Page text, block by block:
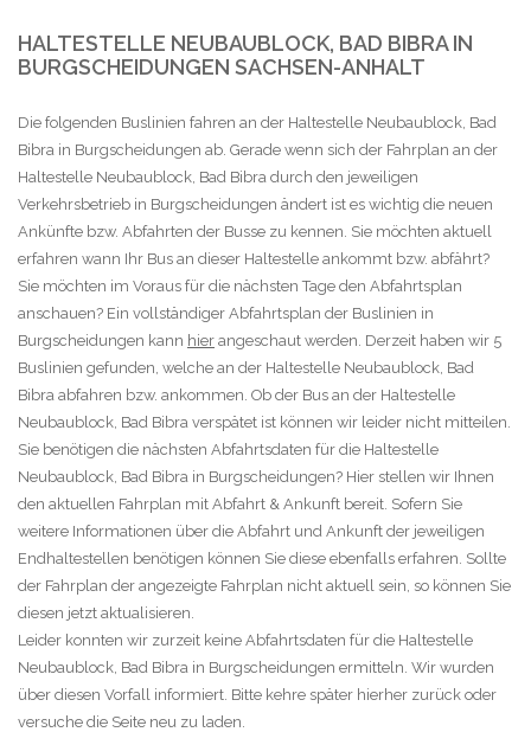
HALTESTELLE NEUBAUBLOCK, BAD BIBRA IN
BURGSCHEIDUNGEN SACHSEN-ANHALT
Die folgenden Buslinien fahren an der Haltestelle Neubaublock, Bad
Bibra in Burgscheidungen ab. Gerade wenn sich der Fahrplan an der
Haltestelle Neubaublock, Bad Bibra durch den jeweiligen
Verkehrsbetrieb in Burgscheidungen ändert ist es wichtig die neuen
Ankünfte bzw. Abfahrten der Busse zu kennen. Sie möchten aktuell
erfahren wann Ihr Bus an dieser Haltestelle ankommt bzw. abfährt?
Sie möchten im Voraus für die nächsten Tage den Abfahrtsplan
anschauen? Ein vollständiger Abfahrtsplan der Buslinien in
Burgscheidungen kann hier angeschaut werden. Derzeit haben wir 5
Buslinien gefunden, welche an der Haltestelle Neubaublock, Bad
Bibra abfahren bzw. ankommen. Ob der Bus an der Haltestelle
Neubaublock, Bad Bibra verspätet ist können wir leider nicht mitteilen.
Sie benötigen die nächsten Abfahrtsdaten für die Haltestelle
Neubaublock, Bad Bibra in Burgscheidungen? Hier stellen wir Ihnen
den aktuellen Fahrplan mit Abfahrt & Ankunft bereit. Sofern Sie
weitere Informationen über die Abfahrt und Ankunft der jeweiligen
Endhaltestellen benötigen können Sie diese ebenfalls erfahren. Sollte
der Fahrplan der angezeigte Fahrplan nicht aktuell sein, so können Sie
diesen jetzt aktualisieren.
Leider konnten wir zurzeit keine Abfahrtsdaten für die Haltestelle
Neubaublock, Bad Bibra in Burgscheidungen ermitteln. Wir wurden
über diesen Vorfall informiert. Bitte kehre später hierher zurück oder
versuche die Seite neu zu laden.